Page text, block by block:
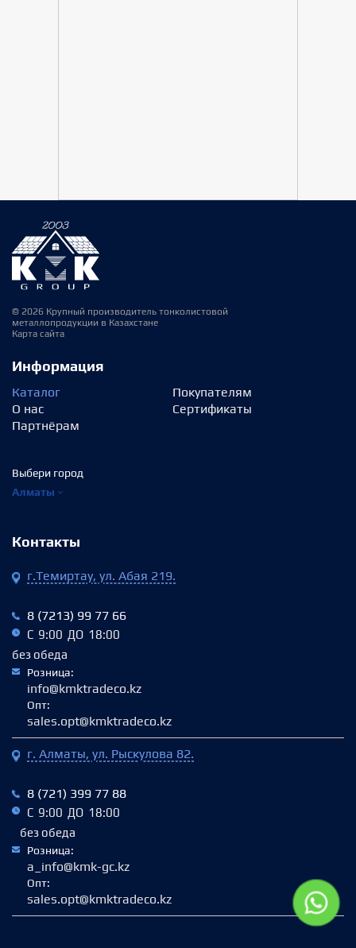
© 2026 Крупный производитель тонколистовой
металлопродукции в Казахстане
Карта сайта
Информация
Каталог
О нас
Партнёрам
Покупателям
Сертификаты
Выбери город
Алматы
Контакты
г.Темиртау, ул. Абая 219.
8 (7213) 99 77 66
С 9:00 ДО 18:00
без обеда
Розница:
info@kmktradeco.kz
Опт:
sales.opt@kmktradeco.kz
г. Алматы, ул. Рыскулова 82.
8 (721) 399 77 88
С 9:00 ДО 18:00
без обеда
Розница:
a_info@kmk-gc.kz
Опт:
sales.opt@kmktradeco.kz